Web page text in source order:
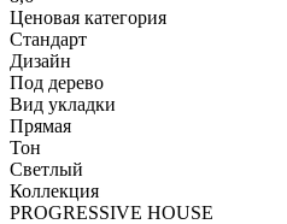
Ценовая категория
Стандарт
Дизайн
Под дерево
Вид укладки
Прямая
Тон
Светлый
Коллекция
PROGRESSIVE HOUSE